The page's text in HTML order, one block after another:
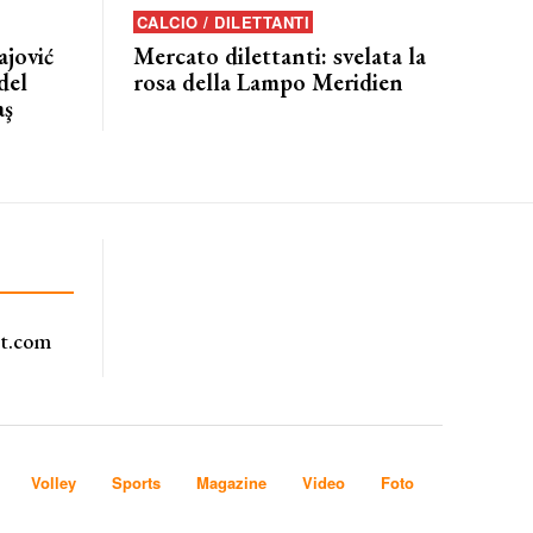
CALCIO / DILETTANTI
Mercato dilettanti: svelata la
rosa della Lampo Meridien
Volley Sports Magazine Video Foto